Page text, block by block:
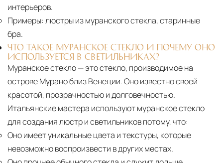
интерьеров.
Примеры: люстры из муранского стекла, старинные
бра.
ЧТО ТАКОЕ МУРАНСКОЕ СТЕКЛО И ПОЧЕМУ ОНО
ИСПОЛЬЗУЕТСЯ В СВЕТИЛЬНИКАХ?
Муранское стекло — это стекло, производимое на
острове Мурано близ Венеции. Оно известно своей
красотой, прозрачностью и долговечностью.
Итальянские мастера используют муранское стекло
для создания люстр и светильников потому, что:
Оно имеет уникальные цвета и текстуры, которые
невозможно воспроизвести в других местах.